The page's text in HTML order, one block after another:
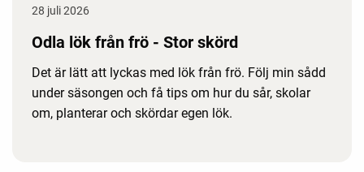
28 juli 2026
Odla lök från frö - Stor skörd
Det är lätt att lyckas med lök från frö. Följ min sådd
under säsongen och få tips om hur du sår, skolar
om, planterar och skördar egen lök.